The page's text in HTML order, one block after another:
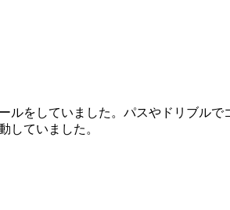
ルをしていました。パスやドリブル
していました。